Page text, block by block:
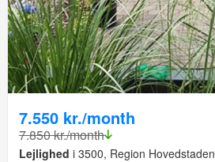
7.550 kr./month
7.850 kr./month
Lejlighed i 3500, Region Hovedstaden